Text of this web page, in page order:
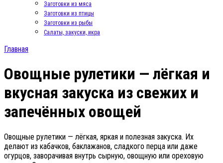
Заготовки из мяса
Заготовки из птицы
Заготовки из рыбы
Салаты, закуски, икра
Главная
Овощные рулетики — лёгкая и
вкусная закуска из свежих и
запечённых овощей
Овощные рулетики — лёгкая, яркая и полезная закуска. Их
делают из кабачков, баклажанов, сладкого перца или даже
огурцов, заворачивая внутрь сырную, овощную или ореховую